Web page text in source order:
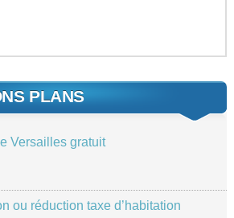
PLANS
Versailles gratuit
ou réduction taxe d’habitation